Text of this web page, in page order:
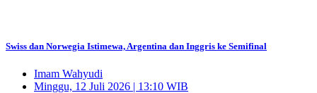
Swiss dan Norwegia Istimewa, Argentina dan Inggris ke Semifinal
Imam Wahyudi
Minggu, 12 Juli 2026 | 13:10 WIB